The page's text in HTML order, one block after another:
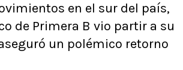
en el sur del país,
de Primera B vio partir a su
un polémico retorno